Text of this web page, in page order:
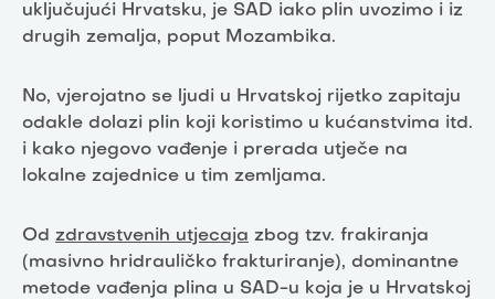
uključujući Hrvatsku, je SAD iako plin uvozimo i iz
drugih zemalja, poput Mozambika.
No, vjerojatno se ljudi u Hrvatskoj rijetko zapitaju
odakle dolazi plin koji koristimo u kućanstvima itd.
i kako njegovo vađenje i prerada utječe na
lokalne zajednice u tim zemljama.
Od zdravstvenih utjecaja zbog tzv. frakiranja
(masivno hridrauličko frakturiranje), dominantne
metode vađenja plina u SAD-u koja je u Hrvatskoj